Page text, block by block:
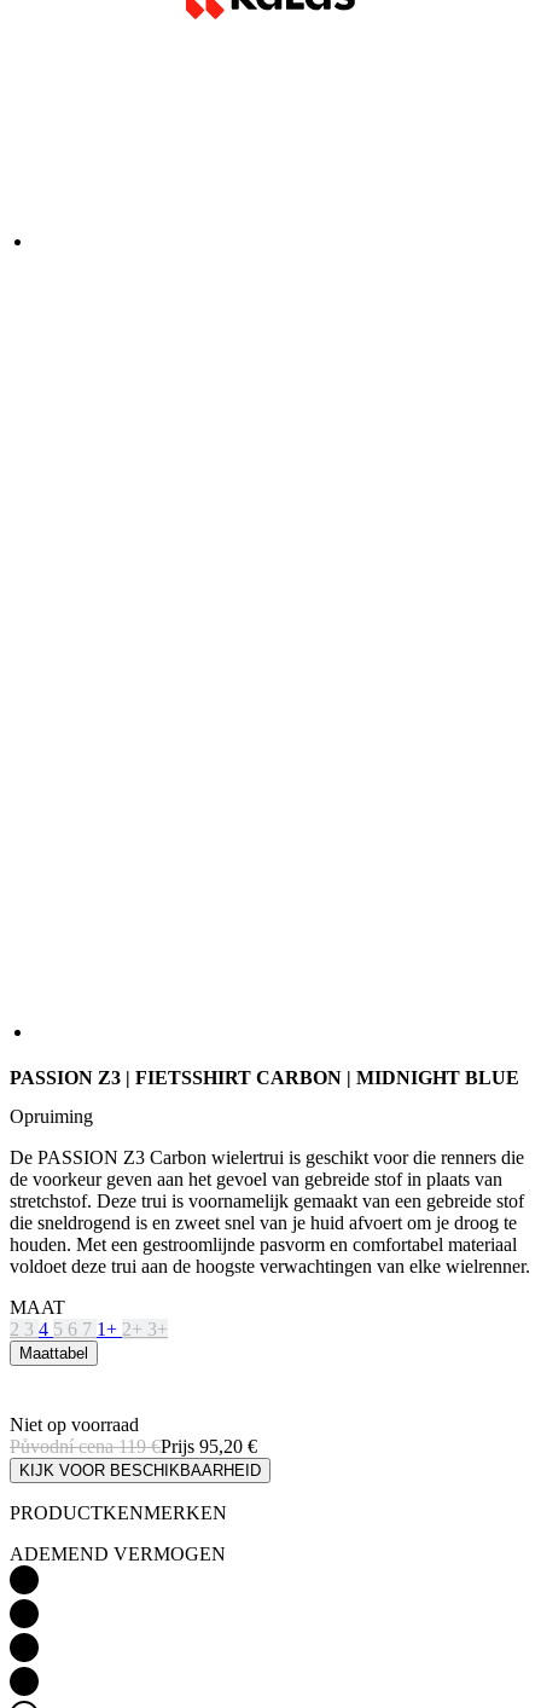
PASSION Z3 | FIETSSHIRT CARBON | MIDNIGHT BLUE
Opruiming
De PASSION Z3 Carbon wielertrui is geschikt voor die renners die
de voorkeur geven aan het gevoel van gebreide stof in plaats van
stretchstof. Deze trui is voornamelijk gemaakt van een gebreide stof
die sneldrogend is en zweet snel van je huid afvoert om je droog te
houden. Met een gestroomlijnde pasvorm en comfortabel materiaal
voldoet deze trui aan de hoogste verwachtingen van elke wielrenner.
MAAT
2 3 4 5 6 7 1+ 2+ 3+
Maattabel
Niet op voorraad
Prijs 95,20 €
Původní cena119 €
KIJK VOOR BESCHIKBAARHEID
PRODUCTKENMERKEN
ADEMEND VERMOGEN